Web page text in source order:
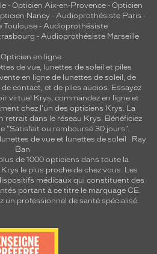
- Opticien Aix-en-Provence - Opticien
Nancy - Audioprothésiste Paris -
Toulouse- Audioprothésiste
- Audioprothésiste Marseille
en ligne :
de vue, lunettes de soleil et piles
en ligne de lunettes de soleil, de
de contact, et de piles audios. Essayez
virtuel Krys, commandez en ligne et
chez l'un des opticiens Krys. La
retrait dans le réseau Krys. Bénéficiez
"Satisfait ou remboursé 30 jours".
de vue et lunettes de soleil : Ray
Ban
de 1000 opticiens dans toute la
Krys le plus proche de chez vous. Les
médicaux qui constituent des
portant à ce titre le marquage CE.
un professionnel de santé spécialisé.